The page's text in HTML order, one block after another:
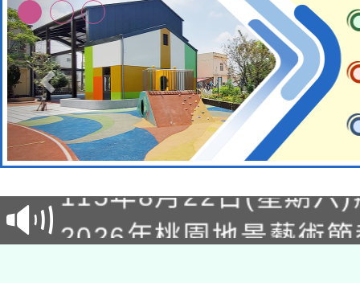
轉知經濟部水利署委託
業技術研究院辦理「
用水績優單位及節水達
桃園市孔廟祈福系列
2026年桃園地景藝術